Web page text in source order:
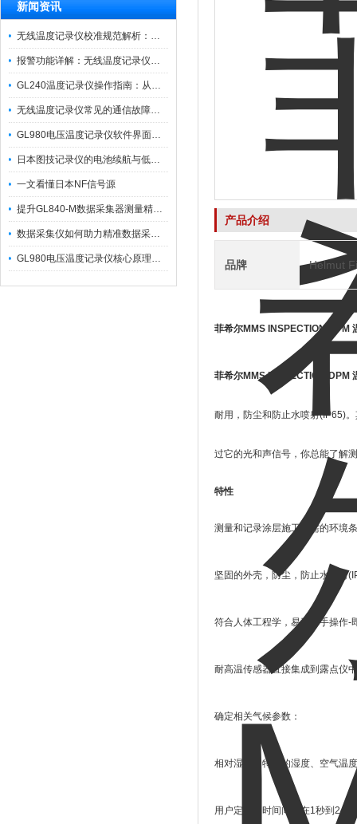
新闻资讯
无线温度记录仪校准规范解析：从多点比对到不确定度评定的实操流程
报警功能详解：无线温度记录仪的阈值设定与通知机制
GL240温度记录仪操作指南：从开箱、接线到数据导出的标准化流程
无线温度记录仪常见的通信故障诊断与排除指南
GL980电压温度记录仪软件界面功能与使用技巧
日本图技记录仪的电池续航与低功耗模式适用场景分析
一文看懂日本NF信号源
提升GL840-M数据采集器测量精度的操作秘籍
数据采集仪如何助力精准数据采集与分析？​
GL980电压温度记录仪核心原理及行业应用
产品介绍
品牌 Helmut
菲希尔MMS INSPECTION DPM
菲希尔MMS INSPECTION DPM
耐用，防尘和防止水喷射(IP65)
过它的光和声信号，你总能了解
特性
测量和记录涂层施工所需的环境
坚固的外壳，防尘，防止水喷射
符合人体工程学，易于单手操作-
耐高温传感器直接集成到露点仪中
确定相关气候参数：
相对湿度、特定的湿度、空气温
用户定义的时间间隔在1秒到 24